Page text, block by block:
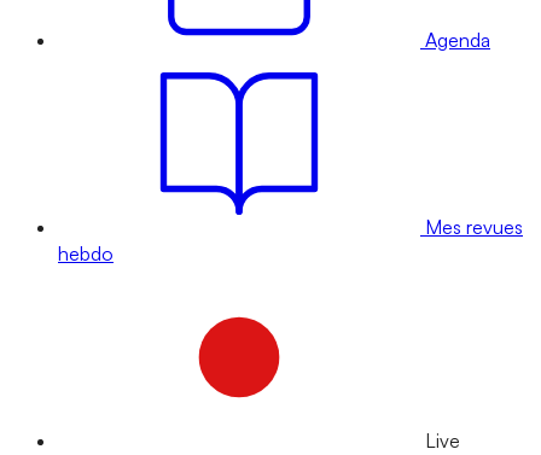
Agenda
Mes revues
hebdo
Live